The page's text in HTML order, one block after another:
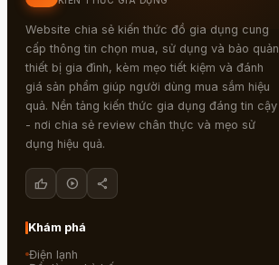
Website chia sẻ kiến thức đồ gia dụng cung
cấp thông tin chọn mua, sử dụng và bảo quản
thiết bị gia đình, kèm mẹo tiết kiệm và đánh
giá sản phẩm giúp người dùng mua sắm hiệu
quả. Nền tảng kiến thức gia dụng đáng tin cậy
- nơi chia sẻ review chân thực và mẹo sử
dụng hiệu quả.
thumb_up play_circle share
Khám phá
Điện lạnh